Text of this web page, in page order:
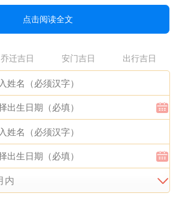
点击阅读全文
乔迁吉日 安门吉日 出行吉日